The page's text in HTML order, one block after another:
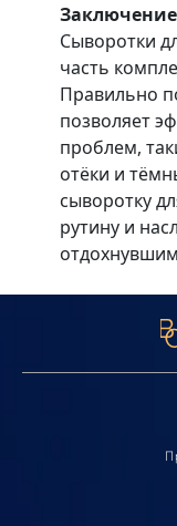
Сыворотки
часть
Правильно
позволяет
проблем,
отёки и
сыворотку
рутину и